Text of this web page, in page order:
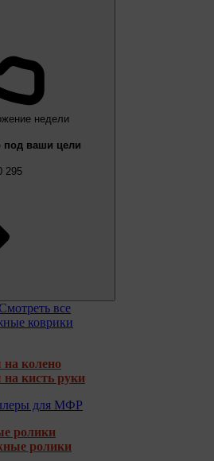
недели
под ваши цели
295
все
коврики
колено
кисть руки
для МФР
ролики
ролики